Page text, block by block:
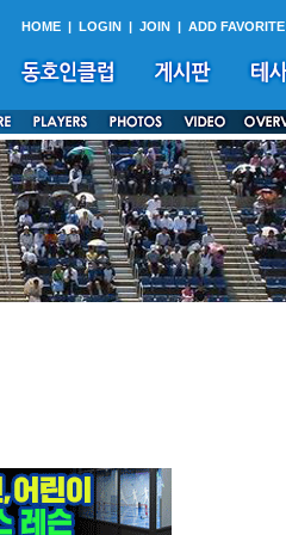
HOME | LOGIN | JOIN | ADD FAVORITE